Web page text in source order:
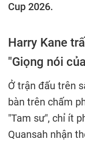
Cup 2026.
Harry Kane
"Giọng nói
Ở trận đấu trên
bàn trên chấm
"Tam sư", chỉ ít
Quansah nhận